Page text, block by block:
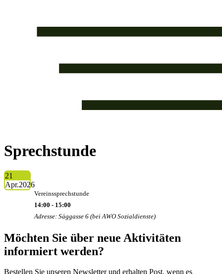
Sprechstunde
21
Apr.2026
Vereinssprechstunde
14:00 - 15:00
Adresse: Säggasse 6 (bei AWO Sozialdienste)
Möchten Sie über neue Aktivitäten
informiert werden?
Bestellen Sie unseren Newsletter und erhalten Post, wenn es